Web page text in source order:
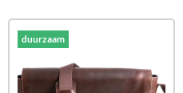
duurzaam